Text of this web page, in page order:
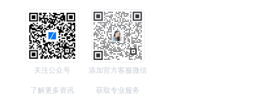
关注公众号
了解更多资讯
添加官方客服微信
获取专业服务